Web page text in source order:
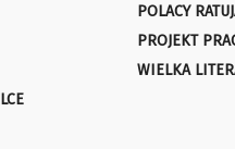
POLACY
PROJEKT
WIELKA